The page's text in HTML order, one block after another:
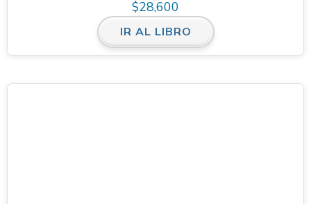
$28,600
IR AL LIBRO